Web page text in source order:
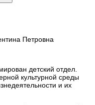
Петровна
детский отдел.
культурной среды
и их